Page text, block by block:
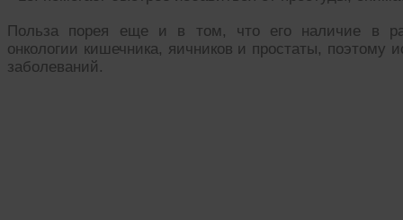
Польза порея еще и в том, что его наличие в
онкологии кишечника, яичников и простаты, поэтому
заболеваний.